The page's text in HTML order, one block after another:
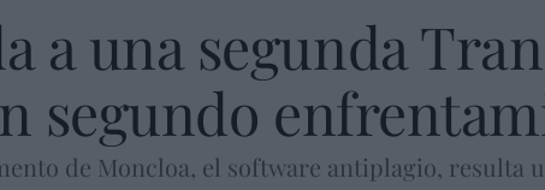
a una segunda
segundo
de Moncloa, el software antiplagio, resulta